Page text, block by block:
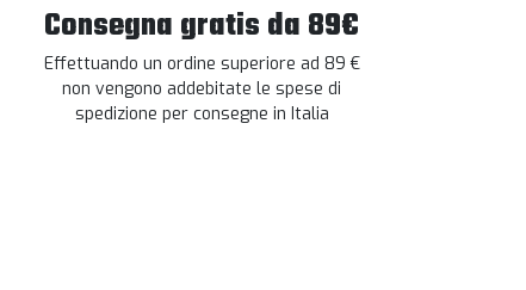
Consegna gratis da 89€
Effettuando un ordine superiore ad 89 €
non vengono addebitate le spese di
spedizione per consegne in Italia